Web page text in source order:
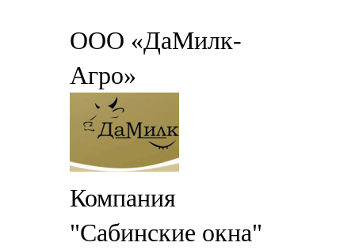
ООО «ДаМилк-
Агро»
Компания
"Сабинские окна"